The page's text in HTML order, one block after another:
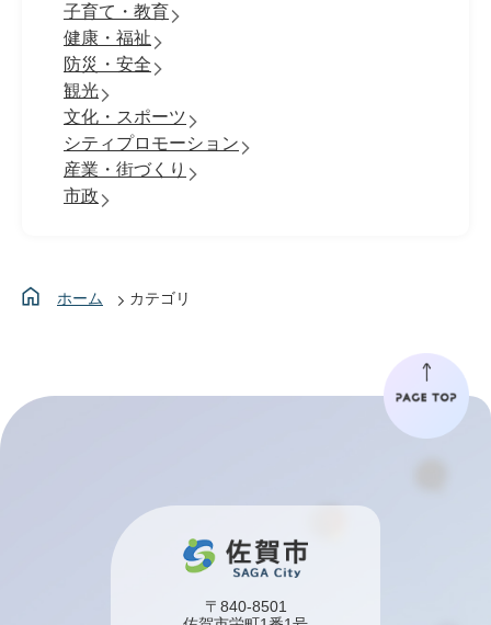
子育て・教育
健康・福祉
防災・安全
観光
文化・スポーツ
シティプロモーション
産業・街づくり
市政
ホーム カテゴリ
〒840-8501